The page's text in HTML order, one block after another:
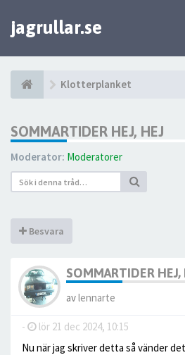
jagrullar.se
Klotterplanket
SOMMARTIDER HEJ, HEJ
Moderator: Moderatorer
Besvara
SOMMARTIDER HEJ,
avlennarte
- lör 21 dec 2024, 10:15
Nu när jag skriver detta så vänder